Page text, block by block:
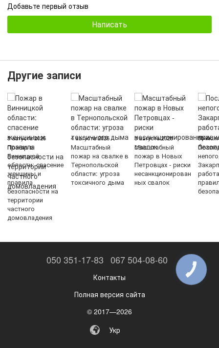
Добавьте первый отзыв
Написать
Другие записи
5 августа 2026
Пожар в
Винницкой
области: спасение
женщины и
правила
безопасности на
территории
частного
домовладения
4 августа 2026
Масштабный
пожар на свалке в
Тернопольской
области: угроза
токсичного дыма
3 августа 2026
Масштабный
пожар в Новых
Петровцах - риски
несанкционирован
ных свалок
30
050 351-17-83 067 504-08-60
Контакты
Полная версия сайта
© 2017—2026
Укр
КНОПКА
ЗВ'ЯЗКУ